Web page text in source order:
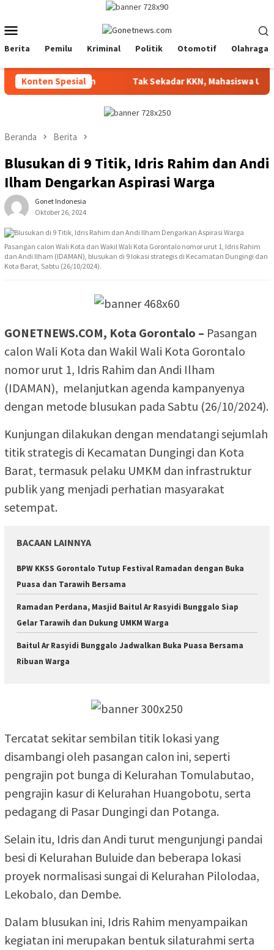
konten
Mobile
Berita Pemilu Kriminal Politik Otomotif Olahraga
Konten Spesial
Siap Disalurkan Tak Sekadar KKN, Mahasiswa UNG
Beranda Berita
Blusukan di 9 Titik, Idris Rahim dan Andi
Ilham Dengarkan Aspirasi Warga
Gonet Indonesia
Oktober 26, 2024
Pasangan calon Wali Kota dan Wakil Wali Kota Gorontalo nomor urut 1, Idris Rahim
dan Andi Ilham (IDAMAN), blusukan di 9 lokasi strategis di Kecamatan Dungingi dan
Kota Barat, Sabtu (26/10/2024).
GONETNEWS.COM, Kota Gorontalo – Pasangan
calon Wali Kota dan Wakil Wali Kota Gorontalo
nomor urut 1, Idris Rahim dan Andi Ilham
(IDAMAN), melanjutkan agenda kampanyenya
dengan metode blusukan pada Sabtu (26/10/2024).
Kunjungan dilakukan dengan mendatangi sejumlah
titik strategis di Kecamatan Dungingi dan Kota
Barat, termasuk pelaku UMKM dan infrastruktur
publik yang menjadi perhatian masyarakat
setempat.
BACAAN LAINNYA
BPW KKSS Gorontalo Tutup Festival Ramadan dengan Buka
Puasa dan Tarawih Bersama
Ramadan Perdana, Masjid Baitul Ar Rasyidi Bunggalo Siap
Gelar Tarawih dan Dukung UMKM Warga
Baitul Ar Rasyidi Bunggalo Jadwalkan Buka Puasa Bersama
Ribuan Warga
Tercatat sekitar sembilan titik lokasi yang
disambangi oleh pasangan calon ini, seperti
pengrajin pot bunga di Kelurahan Tomulabutao,
pengrajin kasur di Kelurahan Huangobotu, serta
pedagang di Pasar Dungingi dan Potanga.
Selain itu, Idris dan Andi turut mengunjungi pandai
besi di Kelurahan Buluide dan beberapa lokasi
proyek normalisasi sungai di Kelurahan Pilolodaa,
Lekobalo, dan Dembe.
Dalam blusukan ini, Idris Rahim menyampaikan
kegiatan ini merupakan bentuk silaturahmi serta